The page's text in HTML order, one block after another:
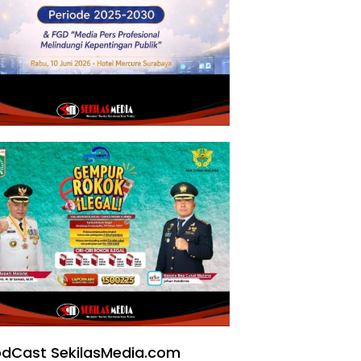
SekilasMedia.com